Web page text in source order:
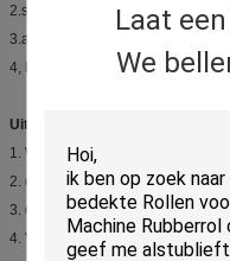
Laat
We
2.solvent weerstand,
3.abrasion weerstand,
4, hoge elasticiteit.
Uitgedreven Riemtoepassing:
1. Wijd gebruikt in het verfraaien
2. druklijnen,
3. de textielindustrie,
4. Vervoersysteem met t-Profielen